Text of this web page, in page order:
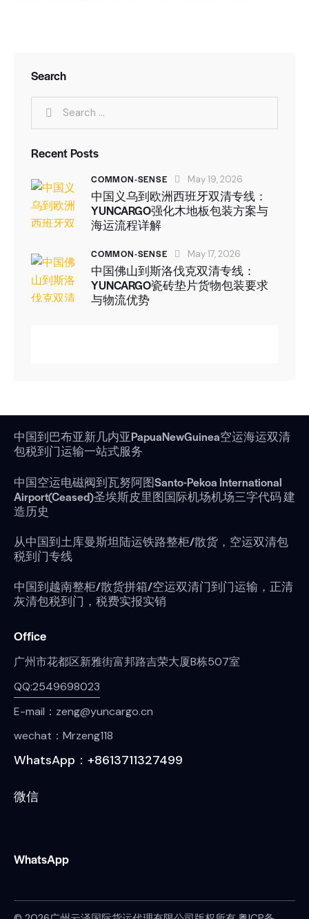
Search
Recent Posts
COMMON-SENSE May 19, 2026
中国义乌到欧洲西班牙双清专线：
YUNCARGO强化木地板包装方案与
海运流程详解
COMMON-SENSE May 17, 2026
中国佛山到斯洛伐克双清专线：
YUNCARGO瓷砖垫片货物包装要求
与物流优势
中国到巴布亚新几内亚PapuaNewGuinea空运海运双清
包税到门运输一站式服务
中国空运电磁阀到瓦努阿图Santo-Pekoa International
Airport(Ceased)圣埃斯皮里图国际机场机场三字代码 建
造历史
从中国到土库曼斯坦陆运铁路整柜/散货，空运双清包
税到门专线
中国到越南整柜/散货拼箱/空运双清门到门运输，正清
灰清包税到门，税费实报实销
Office
广州市花都区新雅街富邦路吉荣大厦B栋507室
QQ:2549698023
E-mail：zeng@yuncargo.cn
wechat：Mrzeng118
WhatsApp：+8613711327499
微信
WhatsApp